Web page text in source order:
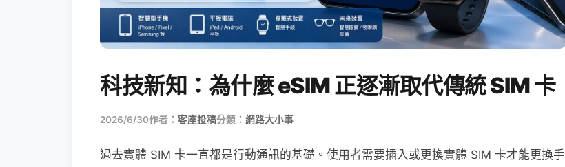
科技新知：為什麼 eSIM 正逐漸取代傳統 SIM 卡
2026/6/30作者： 客座投稿分類： 網路大小事
過去實體 SIM 卡一直都是行動通訊的基礎。使用者需要插入或更換實體 SIM 卡才能更換手